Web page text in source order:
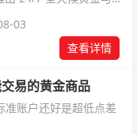
03
查看详情
易的黄金商品
账户还好是超低点差